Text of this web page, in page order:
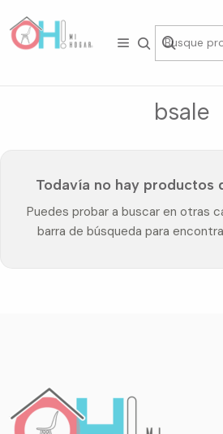
Inicio bsale
bsale
Todavía no hay productos
Puedes probar a buscar en otras
barra de búsqueda para